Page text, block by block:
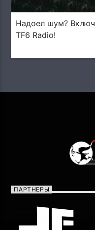
Надоел шум?
TF6 Radio!
ПАРТНЕРЫ